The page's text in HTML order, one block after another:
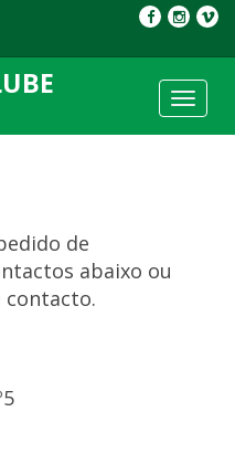
Toggle
de
abaixo ou
contacto.